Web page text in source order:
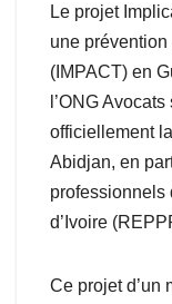
Le projet
une
(IMPACT) en
l’ONG
officiellement
Abidjan, en
professionnels
d’Ivoire
Ce projet d’un